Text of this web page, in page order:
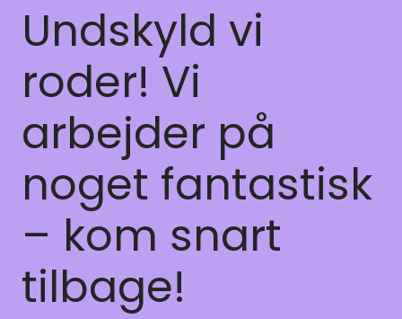
Undskyld vi
roder! Vi
arbejder på
noget fantastisk
– kom snart
tilbage!